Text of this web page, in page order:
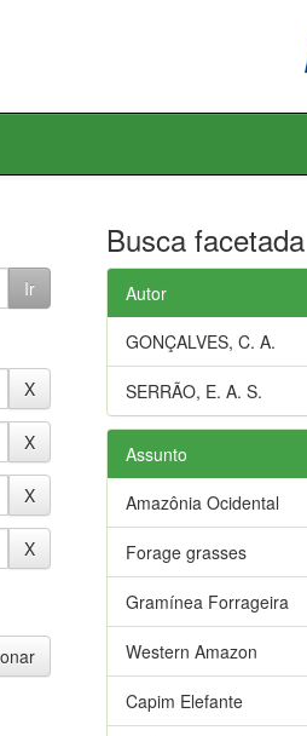
Busca facetada
Autor
GONÇALVES, C. A.
SERRÃO, E. A. S.
Assunto
Amazônia Ocidental
Forage grasses
Gramínea Forrageira
Western Amazon
Capim Elefante